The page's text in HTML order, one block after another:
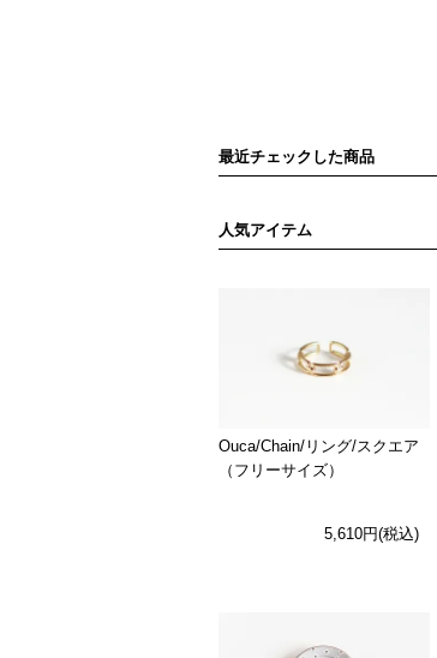
最近チェックした商品
人気アイテム
Ouca/Chain/リング/スクエア
（フリーサイズ）
5,610円(税込)